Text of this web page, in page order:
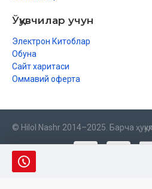
Ўқувчилар учун
Электрон Китоблар
Обуна
Сайт харитаси
Оммавий оферта
© Hilol Nashr 2014–2025. Барча